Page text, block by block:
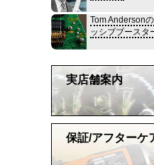
Tom Anderson
ッシブブースタ
実店舗案内
保証/アフターケ